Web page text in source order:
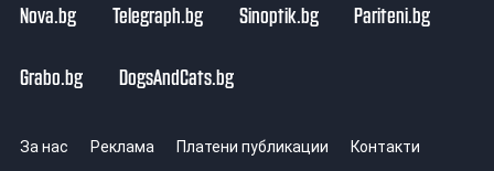
Nova.bg Telegraph.bg Sinoptik.bg Pariteni.bg
Grabo.bg DogsAndCats.bg
За нас Реклама Платени публикации Контакти